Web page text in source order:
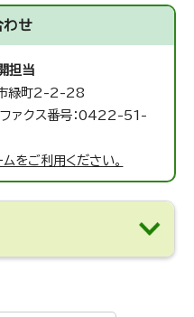
わせ
担当
緑町2-2-28
クス番号：0422-51-
をご利用ください。